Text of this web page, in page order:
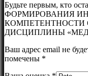
Будьте первым, кто
ФОРМИРОВАНИЯ
КОМПЕТЕНТНОСТИ
ДИСЦИПЛИНЫ
Ваш адрес email не
помечены *